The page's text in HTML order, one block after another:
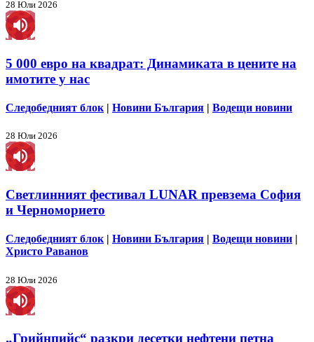
28 Юли 2026
5 000 евро на квадрат: Динамиката в цените на
имотите у нас
Следобедният блок | Новини България | Водещи новини
28 Юли 2026
Светлинният фестивал LUNAR превзема София
и Черноморието
Следобедният блок| Новини България | Водещи новини |
Христо Раванов
28 Юли 2026
„Грийнпийс“ разкри десетки нефтени петна